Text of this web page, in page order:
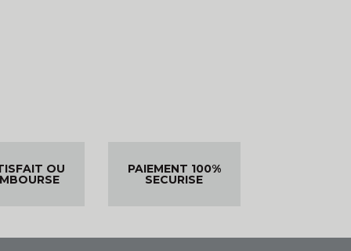
OU PAIEMENT 100%
SECURISE